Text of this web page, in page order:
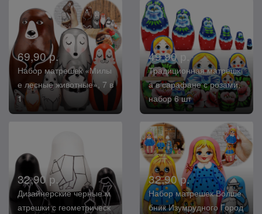
69,90 р.
Набор матрешек «Милы
е лесные животные», 7 в
1
49,90 р.
Традиционная матрешк
а в сарафане с розами,
набор 6 шт
32,90 р.
Дизайнерские черные м
атрешки с геометрическ
32,90 р.
Набор матрешек Волше
бник Изумрудного Город